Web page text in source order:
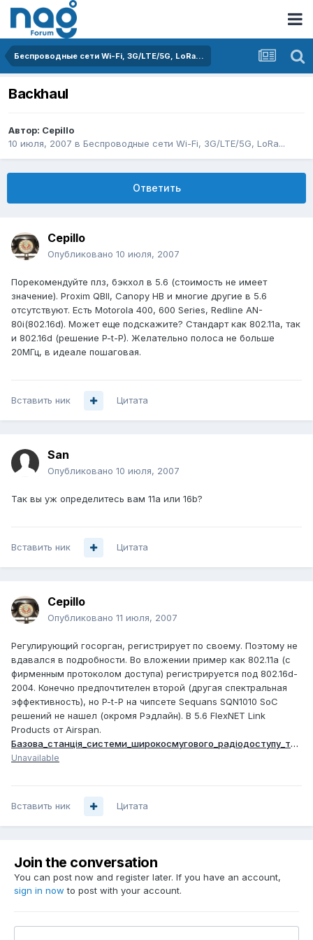
Беспроводные сети Wi-Fi, 3G/LTE/5G, LoRa...
Backhaul
Автор: Cepillo
10 июля, 2007 в Беспроводные сети Wi-Fi, 3G/LTE/5G, LoRa...
Ответить
Cepillo
Опубликовано 10 июля, 2007
Порекомендуйте плз, бэкхол в 5.6 (стоимость не имеет
значение). Proxim QBII, Canopy HB и многие другие в 5.6
отсутствуют. Есть Motorola 400, 600 Series, Redline AN-
80i(802.16d). Может еще подскажите? Стандарт как 802.11a, так
и 802.16d (решение P-t-P). Желательно полоса не больше
20МГц, в идеале пошаговая.
Вставить ник Цитата
San
Опубликовано 10 июля, 2007
Так вы уж определитесь вам 11а или 16b?
Вставить ник Цитата
Cepillo
Опубликовано 11 июля, 2007
Регулирующий госорган, регистрирует по своему. Поэтому не
вдавался в подробности. Во вложении пример как 802.11a (c
фирменным протоколом доступа) регистрируется под 802.16d-
2004. Конечно предпочтителен второй (другая спектральная
эффективность), но P-t-P на чипсете Sequans SQN1010 SoC
решений не нашел (окромя Рэдлайн). В 5.6 FlexNET Link
Products от Airspan.
Базова_cтанція_системи_широкосмугового_радіодоступу_типу_SkyMAN_InfiMAX_R5000.doc
Unavailable
Вставить ник Цитата
Join the conversation
You can post now and register later. If you have an account,
sign in now to post with your account.